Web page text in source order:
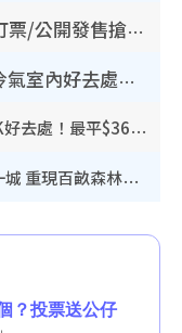
人夫集團｜Klook套票/優先訂票/公開發售搶飛攻略！附票價.購票連結.場地座位表
香港室內好去處｜逾35大歎冷氣室內好去處推介 室內活動免費避雨無懼落雨
唱K推介2026︱全港13大卡啦OK好去處！最平$36起 日文K都有！(附地址+收費詳情)
小熊維尼100週年快閃店登陸又一城 重現百畝森林經典場景／獨家限定盲盒登場／專屬DIY香水